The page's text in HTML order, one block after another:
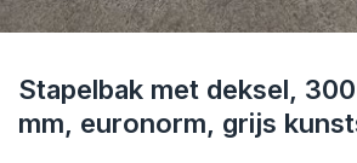
Stapelbak met deksel,
mm, euronorm, grijs